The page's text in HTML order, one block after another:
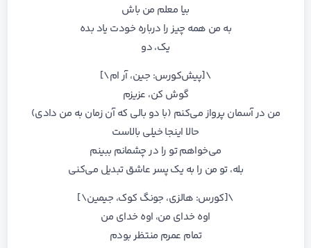
بیا معلم من باش
به من همه چیز را درباره خودت یاد بده
یک، دو
\[پیش‌کورس: جین، آر ام\]
گوش کن، عزیزم
من در آسمان پرواز می‌کنم (با دو بالی که آن زمان به من دادی)
حالا اینجا خیلی بالاست
می‌خواهم تو را در چشمانم ببینم
بله، تو من را به یک پسر عاشق تبدیل می‌کنی
\[کورس: هالزی، جونگ کوک، جیمین\]
اوه خدای من، اوه خدای من
تمام عمرم منتظر بودم